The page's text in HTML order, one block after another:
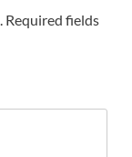
Required fields